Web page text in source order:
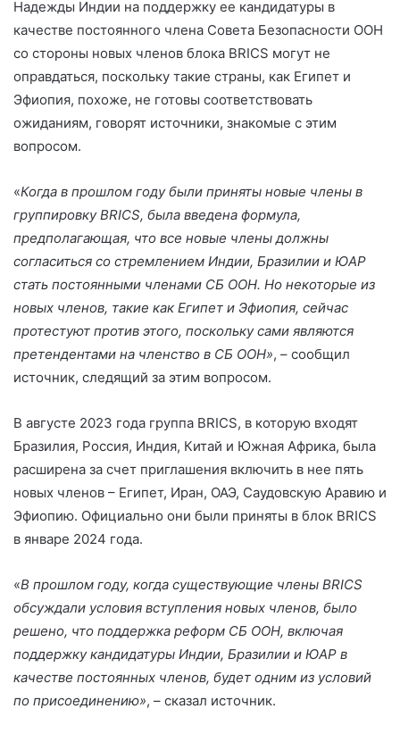
ai
l
itt
er
C
h
at
at
s
A
p
p
k
e
dI
n
n
o
kl
a
s
ni
ki
e
gr
a
m
п
р
а
и
ь
Надежды Индии на поддержку ее кандидатуры в
качестве постоянного члена Совета Безопасности ООН
со стороны новых членов блока BRICS могут не
оправдаться, поскольку такие страны, как Египет и
Эфиопия, похоже, не готовы соответствовать
ожиданиям, говорят источники, знакомые с этим
вопросом.
«Когда в прошлом году были приняты новые члены в
группировку BRICS, была введена формула,
предполагающая, что все новые члены должны
согласиться со стремлением Индии, Бразилии и ЮАР
стать постоянными членами СБ ООН. Но некоторые из
новых членов, такие как Египет и Эфиопия, сейчас
протестуют против этого, поскольку сами являются
претендентами на членство в СБ ООН», – сообщил
источник, следящий за этим вопросом.
В августе 2023 года группа BRICS, в которую входят
Бразилия, Россия, Индия, Китай и Южная Африка, была
расширена за счет приглашения включить в нее пять
новых членов – Египет, Иран, ОАЭ, Саудовскую Аравию и
Эфиопию. Официально они были приняты в блок BRICS
в январе 2024 года.
«В прошлом году, когда существующие члены BRICS
обсуждали условия вступления новых членов, было
решено, что поддержка реформ СБ ООН, включая
поддержку кандидатуры Индии, Бразилии и ЮАР в
качестве постоянных членов, будет одним из условий
по присоединению», – сказал источник.